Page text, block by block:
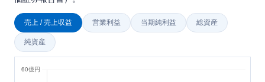
売上 / 売上収益 営業利益 当期純利益 総資産
純資産